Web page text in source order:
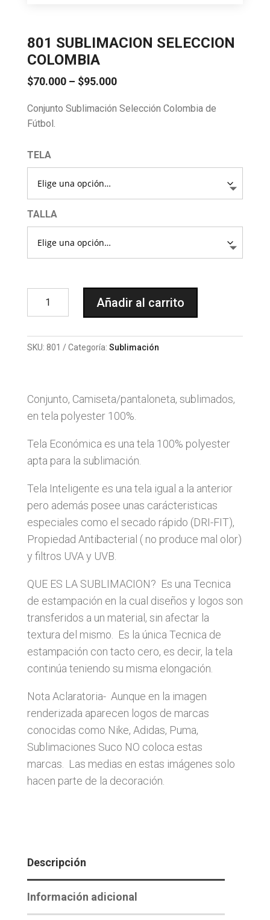
801 SUBLIMACION SELECCION
COLOMBIA
$70.000 – $95.000Price
$70.000
Conjunto Sublimación Selección Colombia de
Fútbol.
TELA
TALLA
SUBLIMACION
COLOMBIA
cantidad
Añadir al carrito
SKU: 801 Categoría: Sublimación
Conjunto, Camiseta/pantaloneta, sublimados,
en tela polyester 100%.
Tela Económica es una tela 100% polyester
apta para la sublimación.
Tela Inteligente es una tela igual a la anterior
pero además posee unas carácteristicas
especiales como el secado rápido (DRI-FIT),
Propiedad Antibacterial ( no produce mal olor)
y filtros UVA y UVB.
QUE ES LA SUBLIMACION? Es una Tecnica
de estampación en la cual diseños y logos son
transferidos a un material, sin afectar la
textura del mismo. Es la única Tecnica de
estampación con tacto cero, es decir, la tela
continúa teniendo su misma elongación.
Nota Aclaratoria- Aunque en la imagen
renderizada aparecen logos de marcas
conocidas como Nike, Adidas, Puma,
Sublimaciones Suco NO coloca estas
marcas. Las medias en estas imágenes solo
hacen parte de la decoración.
Descripción
Información adicional